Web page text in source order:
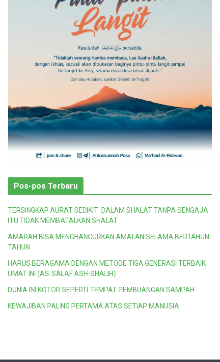
Pos-pos Terbaru
TERSINGKAP AURAT SEDIKIT DALAM SHALAT TANPA SENGAJA
ITU TIDAK MEMBATALKAN SHALAT
AMARAH BISA MENGHANCURKAN AMALAN SELAMA BERTAHUN-
TAHUN
HARUS BERAGAMA DENGAN METODE TIGA GENERASI TERBAIK
UMAT INI (AS-SALAF ASH-SHALIH)
DUNIA INI KOTOR SEPERTI TEMPAT PEMBUANGAN SAMPAH
KEWAJIBAN PALING PERTAMA ATAS SETIAP MANUSIA